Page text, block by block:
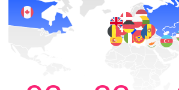
+32